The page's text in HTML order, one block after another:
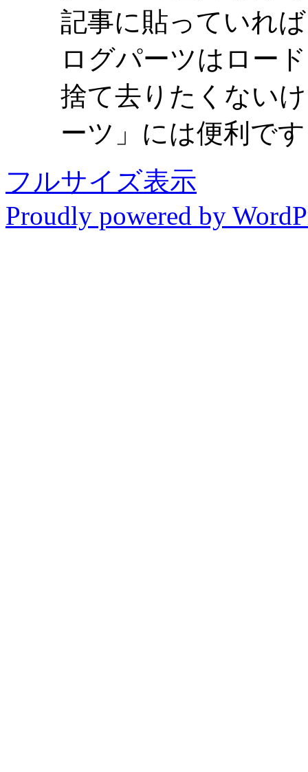
記事に貼っていれ
ログパーツはロー
捨て去りたくない
ーツ」には便利で
フルサイズ表示
Proudly powered by